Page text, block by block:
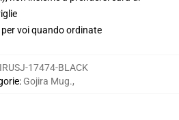
voi quando ordinate
17474-BLACK
: Gojira Mug.,